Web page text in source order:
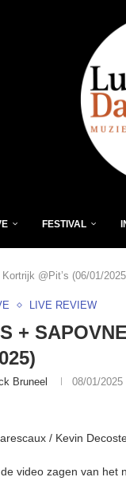
FESTIVAL
@Pit’s (06/01/
LIVE REVIEW
+
Bruneel 08/01/2025
/ Kevin
video zagen van het